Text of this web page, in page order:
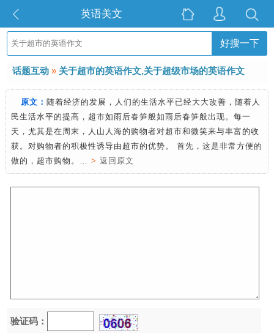
英语美文
好搜一下
话题互动 » 关于超市的英语作文,关于超级市场的英语作文
原文： 随着经济的发展，人们的生活水平已经大大改善，随着人
民生活水平的提高，超市如雨后春笋般如雨后春笋般出现。每一
天，尤其是在周末，人山人海的购物者对超市和微笑来与丰富的收
获。对购物者的积极性诱导由超市的优势。 首先，这是非常方便的
做的，超市购物。… > 返回原文
验证码：